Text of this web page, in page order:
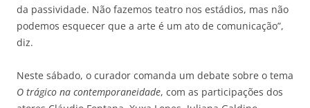
da passividade. Não fazemos teatro nos estádios, mas não
podemos esquecer que a arte é um ato de comunicação”,
diz.
Neste sábado, o curador comanda um debate sobre o tema
O trágico na contemporaneidade, com as participações dos